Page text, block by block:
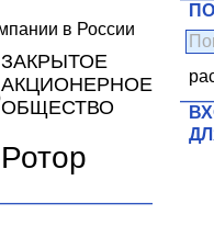
ЗАКРЫТОЕ
АКЦИОНЕРНОЕ
ОБЩЕСТВО
Ротор